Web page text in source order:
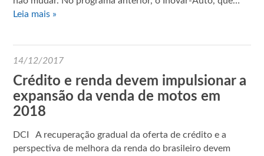
Leia mais »
14/12/2017
Crédito e renda devem impulsionar a
expansão da venda de motos em
2018
DCI A recuperação gradual da oferta de crédito e a
perspectiva de melhora da renda do brasileiro devem